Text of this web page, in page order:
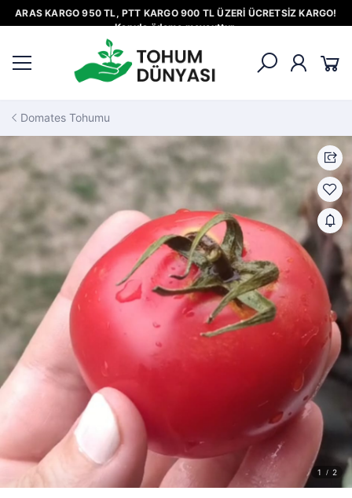
ARAS KARGO 950 TL, PTT KARGO 900 TL ÜZERİ ÜCRETSİZ KARGO!
Kapıda ödeme mevcuttur.
Domates Tohumu